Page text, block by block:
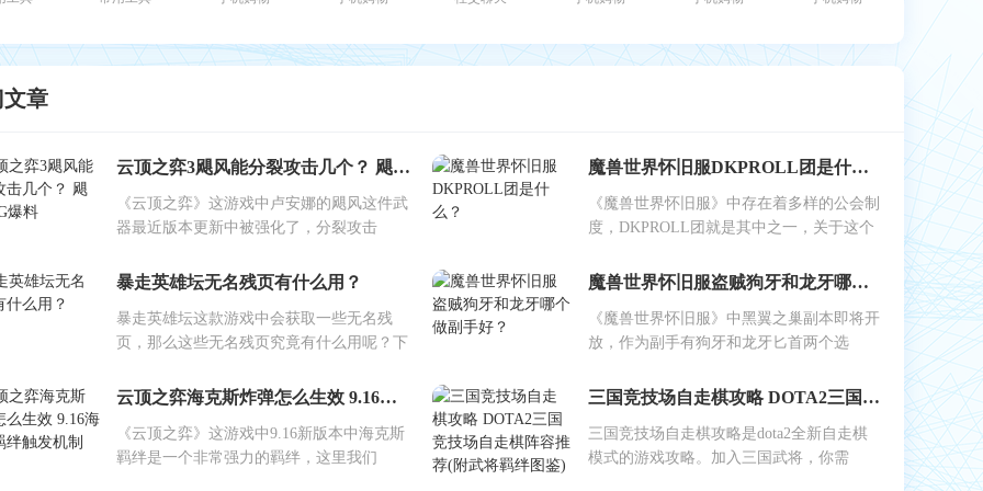
章
云顶之弈3飓风能分裂攻击几个？ 飓风BUG爆料
《云顶之弈》这游戏中卢安娜的飓风这件武
器最近版本更新中被强化了，分裂攻击
魔兽世界怀旧服DKPROLL团是什么？
《魔兽世界怀旧服》中存在着多样的公会制
度，DKPROLL团就是其中之一，关于这个
暴走英雄坛无名残页有什么用？
暴走英雄坛这款游戏中会获取一些无名残
页，那么这些无名残页究竟有什么用呢？下
魔兽世界怀旧服盗贼狗牙和龙牙哪个做副手好？
《魔兽世界怀旧服》中黑翼之巢副本即将开
放，作为副手有狗牙和龙牙匕首两个选
云顶之弈海克斯炸弹怎么生效 9.16海克斯羁绊触发机制
《云顶之弈》这游戏中9.16新版本中海克斯
羁绊是一个非常强力的羁绊，这里我们
三国竞技场自走棋攻略 DOTA2三国竞技场自走棋阵容推荐(附武将羁绊图鉴)
三国竞技场自走棋攻略是dota2全新自走棋
模式的游戏攻略。加入三国武将，你需